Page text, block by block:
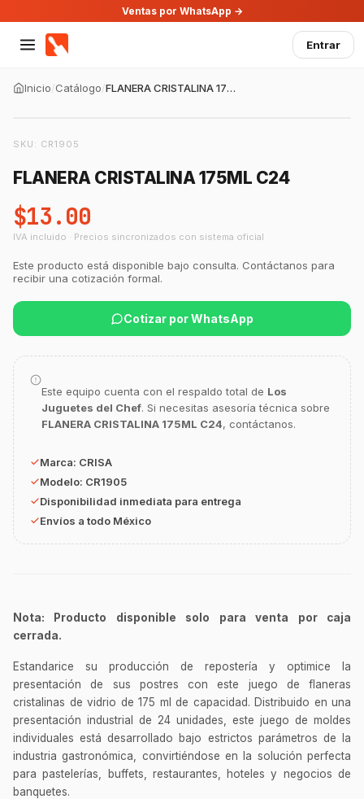
Ventas por WhatsApp →
Entrar
Inicio/Catálogo/ FLANERA CRISTALINA 175ML C24
SKU: CR1905
FLANERA CRISTALINA 175ML C24
$13.00
IVA incluido · Precios sincronizados con sistema oficial
Este producto está disponible bajo consulta. Contáctanos para
recibir una cotización formal.
Cotizar por WhatsApp
Este equipo cuenta con el respaldo total de Los
Juguetes del Chef. Si necesitas asesoría técnica sobre
FLANERA CRISTALINA 175ML C24, contáctanos.
Marca: CRISA
Modelo: CR1905
Disponibilidad inmediata para entrega
Envíos a todo México
Nota: Producto disponible solo para venta por caja
cerrada.
Estandarice su producción de repostería y optimice la
presentación de sus postres con este juego de flaneras
cristalinas de vidrio de 175 ml de capacidad. Distribuido en una
presentación industrial de 24 unidades, este juego de moldes
individuales está desarrollado bajo estrictos parámetros de la
industria gastronómica, convirtiéndose en la solución perfecta
para pastelerías, buffets, restaurantes, hoteles y negocios de
banquetes.
GastroBot
Asesor Chef Online
de cocina profesional de GastroArt.
¿En qué te puedo apoyar hoy con tu
equipamiento o utensilios?